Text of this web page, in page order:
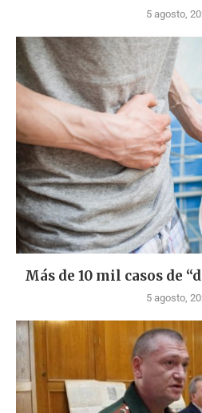
5 agosto,
Más de 10 mil casos de
5 agosto,